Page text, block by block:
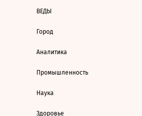
ВЕДЫ
Город
Аналитика
Промышленность
Наука
Здоровье